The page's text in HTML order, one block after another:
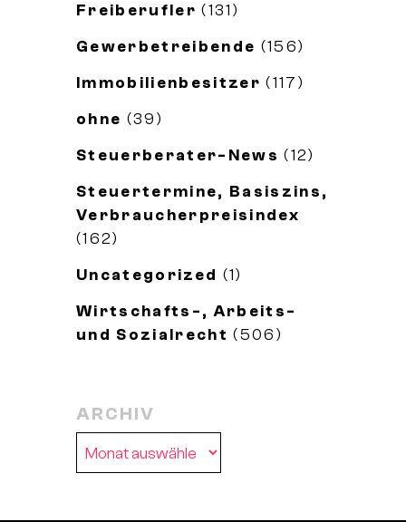
Freiberufler (131)
Gewerbetreibende (156)
Immobilienbesitzer (117)
ohne (39)
Steuerberater-News (12)
Steuertermine, Basiszins,
Verbraucherpreisindex
(162)
Uncategorized (1)
Wirtschafts-, Arbeits-
und Sozialrecht (506)
ARCHIV